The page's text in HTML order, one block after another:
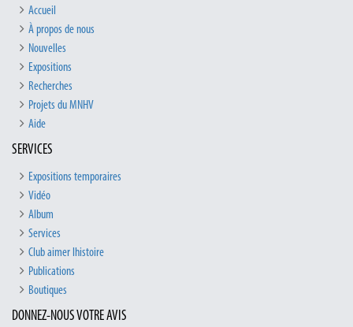
Accueil
À propos de nous
Nouvelles
Expositions
Recherches
Projets du MNHV
Aide
SERVICES
Expositions temporaires
Vidéo
Album
Services
Club aimer lhistoire
Publications
Boutiques
DONNEZ-NOUS VOTRE AVIS